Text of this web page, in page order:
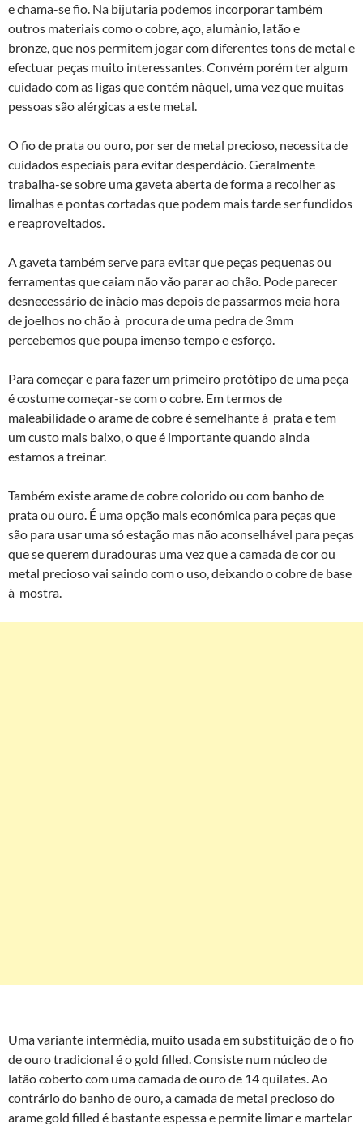
e chama-se fio. Na bijutaria podemos incorporar também
outros materiais como o cobre, aço, alumà­nio, latão e
bronze, que nos permitem jogar com diferentes tons de metal e
efectuar peças muito interessantes. Convém porém ter algum
cuidado com as ligas que contém nà­quel, uma vez que muitas
pessoas são alérgicas a este metal.
O fio de prata ou ouro, por ser de metal precioso, necessita de
cuidados especiais para evitar desperdà­cio. Geralmente
trabalha-se sobre uma gaveta aberta de forma a recolher as
limalhas e pontas cortadas que podem mais tarde ser fundidos
e reaproveitados.
A gaveta também serve para evitar que peças pequenas ou
ferramentas que caiam não vão parar ao chão. Pode parecer
desnecessário de inà­cio mas depois de passarmos meia hora
de joelhos no chão à procura de uma pedra de 3mm
percebemos que poupa imenso tempo e esforço.
Para começar e para fazer um primeiro protótipo de uma peça
é costume começar-se com o cobre. Em termos de
maleabilidade o arame de cobre é semelhante à prata e tem
um custo mais baixo, o que é importante quando ainda
estamos a treinar.
Também existe arame de cobre colorido ou com banho de
prata ou ouro. É uma opção mais económica para peças que
são para usar uma só estação mas não aconselhável para peças
que se querem duradouras uma vez que a camada de cor ou
metal precioso vai saindo com o uso, deixando o cobre de base
à mostra.
Uma variante intermédia, muito usada em substituição de o fio
de ouro tradicional é o gold filled. Consiste num núcleo de
latão coberto com uma camada de ouro de 14 quilates. Ao
contrário do banho de ouro, a camada de metal precioso do
arame gold filled é bastante espessa e permite limar e martelar